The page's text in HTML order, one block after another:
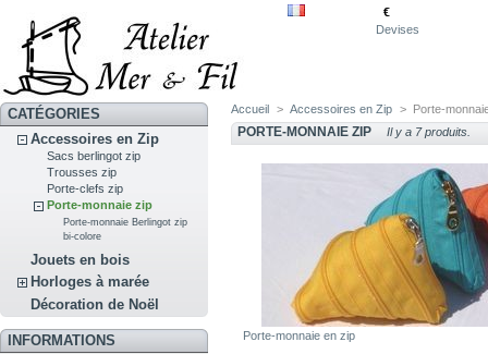
€
Devises
CATÉGORIES
Accessoires en Zip
Sacs berlingot zip
Trousses zip
Porte-clefs zip
Porte-monnaie zip
Porte-monnaie Berlingot zip
bi-colore
Jouets en bois
Horloges à marée
Décoration de Noël
INFORMATIONS
Accueil > Accessoires en Zip > Porte-
PORTE-MONNAIE ZIP Il y a 7 produits.
Porte-monnaie en zip